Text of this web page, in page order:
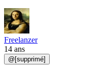
Freelanzer
14 ans
@ [supprimé]